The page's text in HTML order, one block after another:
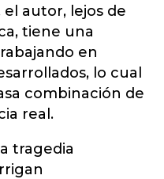
autor, lejos de
tiene una
en
lo cual
combinación de
real.
tragedia